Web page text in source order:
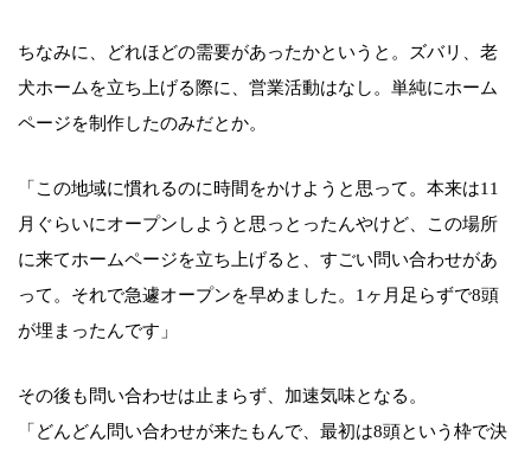
ちなみに、どれほどの需要があったかというと。ズバリ、老
犬ホームを立ち上げる際に、営業活動はなし。単純にホーム
ページを制作したのみだとか。
「この地域に慣れるのに時間をかけようと思って。本来は11
月ぐらいにオープンしようと思っとったんやけど、この場所
に来てホームページを立ち上げると、すごい問い合わせがあ
って。それで急遽オープンを早めました。1ヶ月足らずで8頭
が埋まったんです」
その後も問い合わせは止まらず、加速気味となる。
「どんどん問い合わせが来たもんで、最初は8頭という枠で決